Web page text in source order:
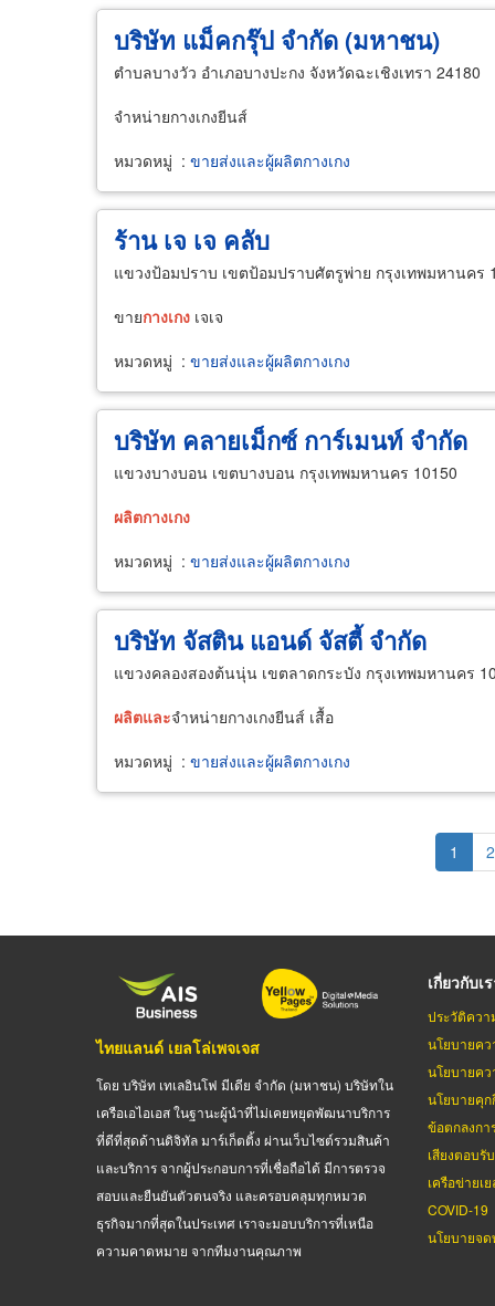
บริษัท แม็คกรุ๊ป จำกัด (มหาชน)
ตำบลบางวัว อำเภอบางปะกง จังหวัดฉะเชิงเทรา 24180
จำหน่ายกางเกงยีนส์
หมวดหมู่ : ขายส่งและผู้ผลิตกางเกง
ร้าน เจ เจ คลับ
แขวงป้อมปราบ เขตป้อมปราบศัตรูพ่าย กรุงเทพมหานคร
ขายกางเกง เจเจ
หมวดหมู่ : ขายส่งและผู้ผลิตกางเกง
บริษัท คลายเม็กซ์ การ์เมนท์ จำกัด
แขวงบางบอน เขตบางบอน กรุงเทพมหานคร 10150
ผลิตกางเกง
หมวดหมู่ : ขายส่งและผู้ผลิตกางเกง
บริษัท จัสติน แอนด์ จัสตี้ จำกัด
แขวงคลองสองต้นนุ่น เขตลาดกระบัง กรุงเทพมหานคร
ผลิตและจำหน่ายกางเกงยีนส์ เสื้อ
หมวดหมู่ : ขายส่งและผู้ผลิตกางเกง
page
1 2
ไทยแลนด์ เยลโล่เพจเจส
โดย บริษัท เทเลอินโฟ มีเดีย จำกัด (มหาชน) บริษัทใน
เครือเอไอเอส ในฐานะผู้นำที่ไม่เคยหยุดพัฒนาบริการ
ที่ดีที่สุดด้านดิจิทัล มาร์เก็ตติ้ง ผ่านเว็บไซต์รวมสินค้า
และบริการ จากผู้ประกอบการที่เชื่อถือได้ มีการตรวจ
สอบและยืนยันตัวตนจริง และครอบคลุมทุกหมวด
ธุรกิจมากที่สุดในประเทศ เราจะมอบบริการที่เหนือ
ความคาดหมาย จากทีมงานคุณภาพ
เกี่ยวกับเ
ประวัติควา
นโยบายค
นโยบายคว
นโยบายคุก
ข้อตกลงกา
เสียงตอบ
เครือข่ายเ
COVID-19
นโยบายจด